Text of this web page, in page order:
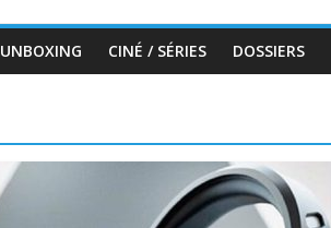
UNBOXING CINÉ / SÉRIES DOSSIERS